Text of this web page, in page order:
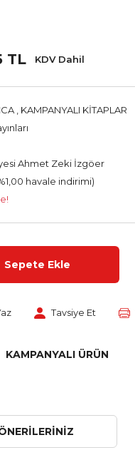
TL KDV Dahil
KAMPANYALI KİTAPLAR
Ahmet Zeki İzgöer
havale indirimi)
Sepete Ekle
Tavsiye Et
KAMPANYALI ÜRÜN